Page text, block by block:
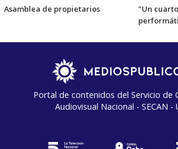
Asamblea de propietarios
"Un
Portal de contenidos del Servicio de
Audiovisual Nacional - SECAN -